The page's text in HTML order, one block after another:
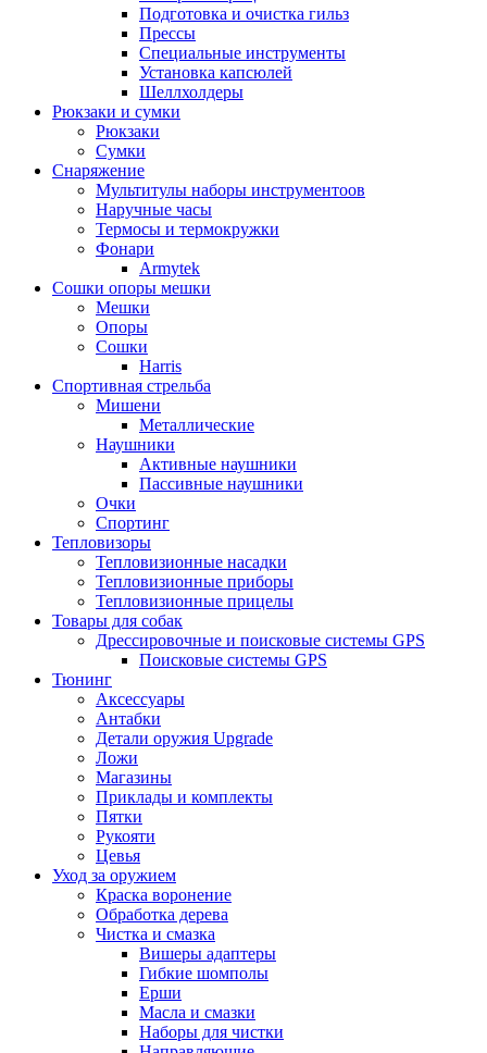
Подготовка и очистка гильз
Прессы
Специальные инструменты
Установка капсюлей
Шеллхолдеры
Рюкзаки и сумки
Рюкзаки
Сумки
Снаряжение
Мультитулы наборы инструментоов
Наручные часы
Термосы и термокружки
Фонари
Armytek
Сошки опоры мешки
Мешки
Опоры
Сошки
Harris
Спортивная стрельба
Мишени
Металлические
Наушники
Активные наушники
Пассивные наушники
Очки
Спортинг
Тепловизоры
Тепловизионные насадки
Тепловизионные приборы
Тепловизионные прицелы
Товары для собак
Дрессировочные и поисковые системы GPS
Поисковые системы GPS
Тюнинг
Аксессуары
Антабки
Детали оружия Upgrade
Ложи
Магазины
Приклады и комплекты
Пятки
Рукояти
Цевья
Уход за оружием
Краска воронение
Обработка дерева
Чистка и смазка
Вишеры адаптеры
Гибкие шомполы
Ерши
Масла и смазки
Наборы для чистки